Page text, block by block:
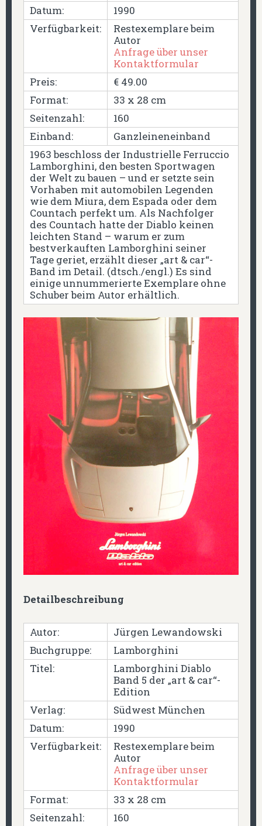
Datum:
1990
Verfügbarkeit:
Restexemplare beim
Autor
Anfrage über unser
Kontaktformular
Preis:
€ 49.00
Format:
33 x 28 cm
Seitenzahl:
160
Einband:
Ganzleineneinband
1963 beschloss der Industrielle Ferruccio
Lamborghini, den besten Sportwagen
der Welt zu bauen – und er setzte sein
Vorhaben mit automobilen Legenden
wie dem Miura, dem Espada oder dem
Countach perfekt um. Als Nachfolger
des Countach hatte der Diablo keinen
leichten Stand – warum er zum
bestverkauften Lamborghini seiner
Tage geriet, erzählt dieser „art & car“-
Band im Detail. (dtsch./engl.) Es sind
einige unnummerierte Exemplare ohne
Schuber beim Autor erhältlich.
Detailbeschreibung
Autor:
Jürgen Lewandowski
Buchgruppe:
Lamborghini
Titel:
Lamborghini Diablo
Band 5 der „art & car“-
Edition
Verlag:
Südwest München
Datum:
1990
Verfügbarkeit:
Restexemplare beim
Autor
Anfrage über unser
Kontaktformular
Format:
33 x 28 cm
Seitenzahl:
160